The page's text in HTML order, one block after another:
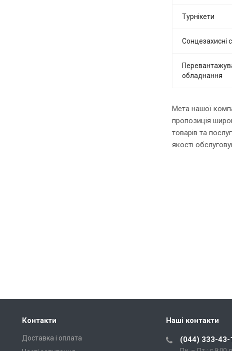
Турнікети
Сонцезахисні
обладнання
Мета нашої
пропозиція
товарів та
якості
Контакти
Доставка і оплата
Наші контакти
(044) 333-43-